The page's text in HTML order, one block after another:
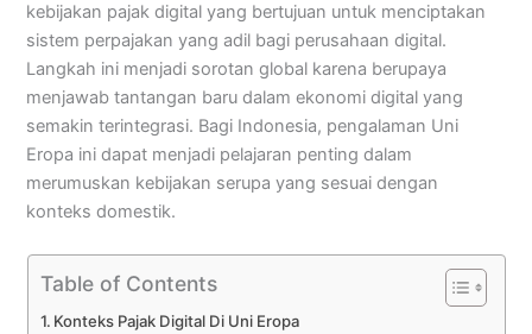
kebijakan pajak digital yang bertujuan untuk menciptakan
sistem perpajakan yang adil bagi perusahaan digital.
Langkah ini menjadi sorotan global karena berupaya
menjawab tantangan baru dalam ekonomi digital yang
semakin terintegrasi. Bagi Indonesia, pengalaman Uni
Eropa ini dapat menjadi pelajaran penting dalam
merumuskan kebijakan serupa yang sesuai dengan
konteks domestik.
Table of Contents
Konteks Pajak Digital Di Uni Eropa